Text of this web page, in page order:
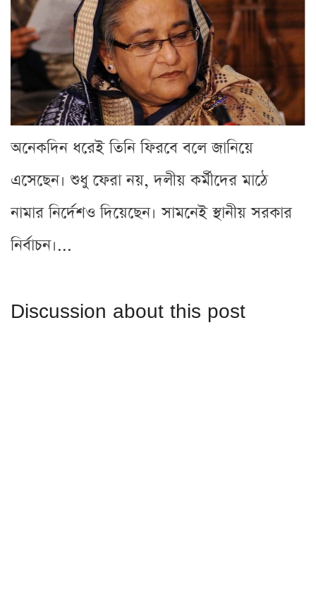
অনেকদিন ধরেই তিনি ফিরবে বলে জানিয়ে
এসেছেন। শুধু ফেরা নয়, দলীয় কর্মীদের মাঠে
নামার নির্দেশও দিয়েছেন। সামনেই স্থানীয় সরকার
নির্বাচন।...
Discussion about this post